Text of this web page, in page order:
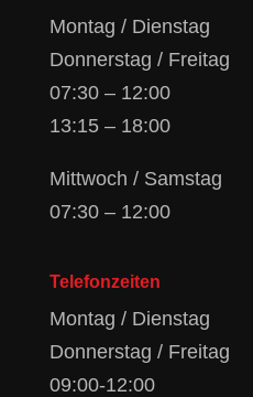
Montag / Dienstag
Donnerstag / Freitag
07:30 – 12:00
13:15 – 18:00
Mittwoch / Samstag
07:30 – 12:00
Telefonzeiten
Montag / Dienstag
Donnerstag / Freitag
09:00-12:00